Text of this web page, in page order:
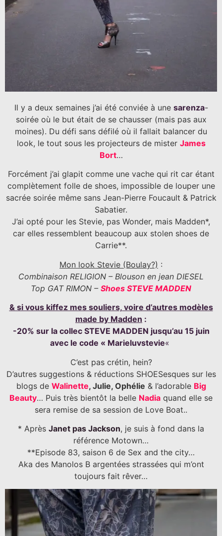
Il y a deux semaines j’ai été conviée à une sarenza-
soirée où le but était de se chausser (mais pas aux
moines). Du défi sans défilé où il fallait balancer du
look, le tout sous les projecteurs de mister James
Bort…
Forcément j’ai glapit comme une vache qui rit car étant
complètement folle de shoes, impossible de louper une
sacrée soirée même sans Jean-Pierre Foucault & Patrick
Sabatier.
J’ai opté pour les Stevie, pas Wonder, mais Madden*,
car elles ressemblent beaucoup aux stolen shoes de
Carrie**.
Mon look Stevie (Boulay?) :
Combinaison RELIGION – Blouson en jean DIESEL
Top GAT RIMON – Shoes STEVE MADDEN
& si vous kiffez mes souliers, voire d’autres modèles
made by Madden :
-20% sur la collec STEVE MADDEN jusqu’au 15 juin
avec le code « Marieluvstevie«
C’est pas crétin, hein?
D’autres suggestions & réductions SHOESesques sur les
blogs de Walinette, Julie, Ophélie & l’adorable Big
Beauty… Puis très bientôt la belle Nadia quand elle se
sera remise de sa session de Love Boat..
* Après Janet pas Jackson, je suis à fond dans la
référence Motown…
**Episode 83, saison 6 de Sex and the city…
Aka des Manolos B argentées strassées qui m’ont
toujours fait rêver…